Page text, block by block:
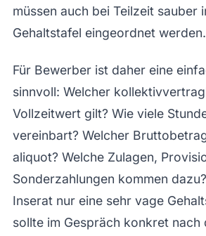
müssen auch bei Teilzeit sauber
Gehaltstafel eingeordnet werden.
Für Bewerber ist daher eine
sinnvoll: Welcher
Vollzeitwert gilt? Wie viele
vereinbart? Welcher
aliquot? Welche Zulagen,
Sonderzahlungen kommen
Inserat nur eine sehr vage
sollte im Gespräch konkret nach